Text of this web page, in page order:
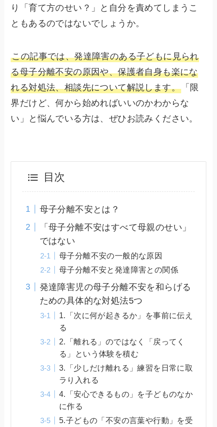
り「育て方のせい？」と自分を責めてしまうこ
ともあるのではないでしょうか。
この記事では、発達障害のある子どもに見られ
る母子分離不安の原因や、保護者自身も楽にな
れる対処法、相談先について解説します。 「限
界だけど、何から始めればいいのかわからな
い」と悩んでいる方は、ぜひお読みください。
目次
母子分離不安とは？
「母子分離不安はすべて母親のせい」
ではない
母子分離不安の一般的な原因
母子分離不安と発達障害との関係
発達障害児の母子分離不安を和らげる
ための具体的な対処法5つ
1.「次に何が起きるか」を事前に伝え
る
2.「離れる」のではなく「戻ってく
る」という体験を積む
3.「少しだけ離れる」練習を日常に取
ラり入れる
4.「安心できるもの」を子どものなか
に作る
5.子どもの「不安の言葉や行動」を受